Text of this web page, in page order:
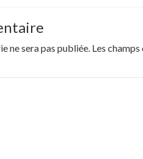
ne sera pas publiée. Les